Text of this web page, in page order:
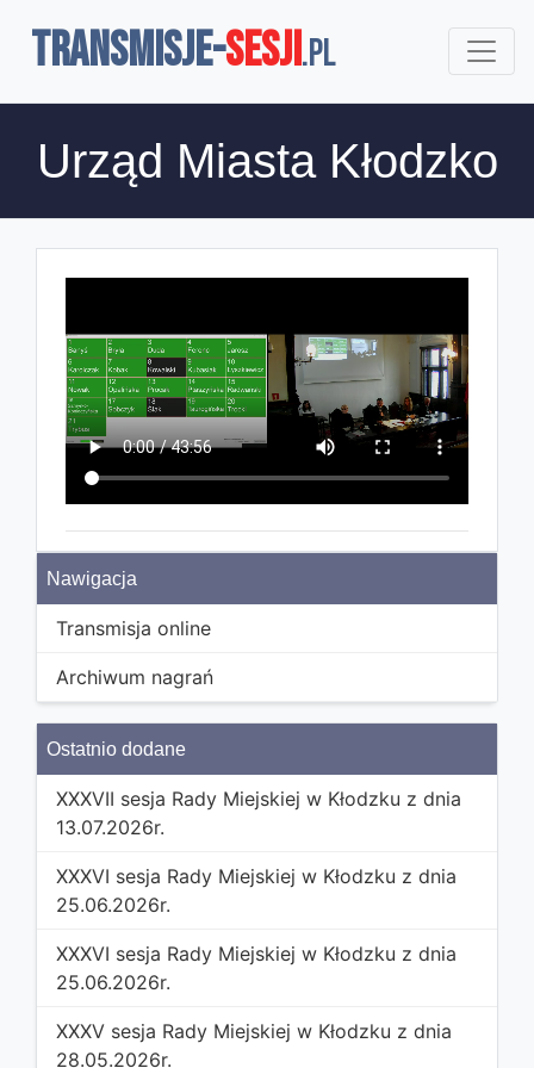
TRANSMISJE-SESJI.pl
Urząd Miasta Kłodzko
Nawigacja
Transmisja online
Archiwum nagrań
Ostatnio dodane
XXXVII sesja Rady Miejskiej w Kłodzku z dnia
13.07.2026r.
XXXVI sesja Rady Miejskiej w Kłodzku z dnia
25.06.2026r.
XXXVI sesja Rady Miejskiej w Kłodzku z dnia
25.06.2026r.
XXXV sesja Rady Miejskiej w Kłodzku z dnia
28.05.2026r.